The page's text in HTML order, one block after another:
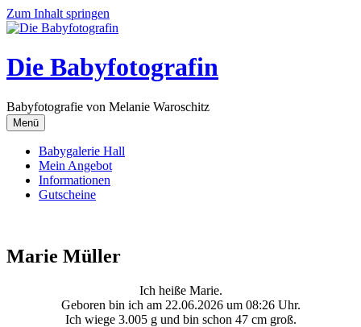
Zum Inhalt springen
Die Babyfotografin
Babyfotografie von Melanie Waroschitz
Menü
Babygalerie Hall
Mein Angebot
Informationen
Gutscheine
Marie Müller
Ich heiße Marie.
Geboren bin ich am 22.06.2026 um 08:26 Uhr.
Ich wiege 3.005 g und bin schon 47 cm groß.